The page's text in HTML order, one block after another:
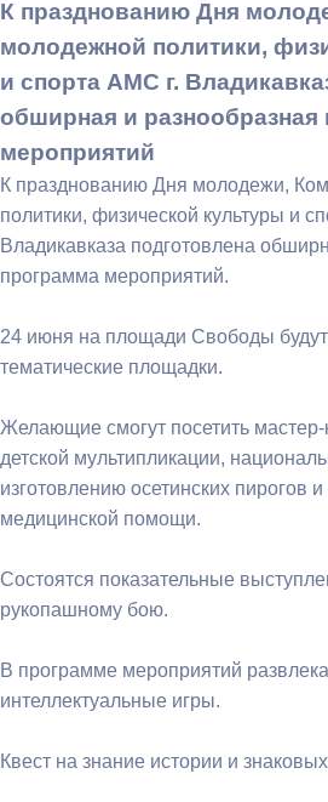
К празднованию Дня
молодежной политики,
и спорта АМС г.
обширная и разнообразная
мероприятий
К празднованию Дня молодежи,
политики, физической культуры и
Владикавказа подготовлена
программа мероприятий.
24 июня на площади Свободы
тематические площадки.
Желающие смогут посетить
детской мультипликации,
изготовлению осетинских пирогов
медицинской помощи.
Состоятся показательные
рукопашному бою.
В программе мероприятий
интеллектуальные игры.
Квест на знание истории и